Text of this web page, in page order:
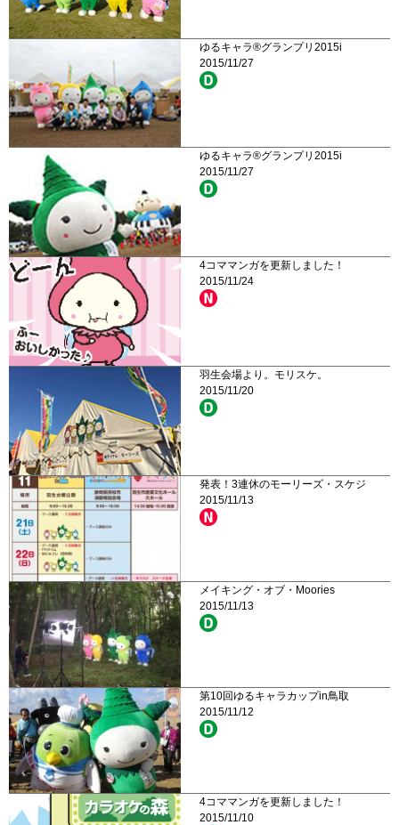
ゆるキャラ®グランプリ2015i
2015/11/27
ゆるキャラ®グランプリ2015i
2015/11/27
4コママンガを更新しました！
2015/11/24
羽生会場より。モリスケ。
2015/11/20
発表！3連休のモーリーズ・スケジ
2015/11/13
メイキング・オブ・Moories
2015/11/13
第10回ゆるキャラカップin鳥取
2015/11/12
4コママンガを更新しました！
2015/11/10